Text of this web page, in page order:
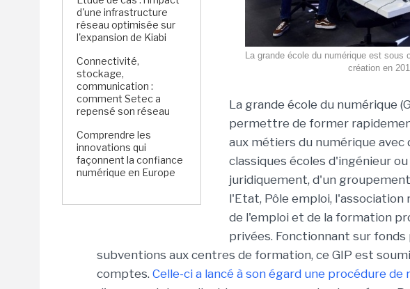
d'une infrastructure
réseau optimisée sur
l'expansion de Kiabi
Connectivité,
stockage,
communication :
comment Setec a
repensé son réseau
Comprendre les
innovations qui
façonnent la confiance
numérique en Europe
La grande école du numérique est
création en
La grande école du numérique
permettre de former
aux métiers du numérique
classiques écoles d'ingénieur
juridiquement, d'un
l'Etat, Pôle emploi, l'association
de l'emploi et de la formation
privées. Fonctionnant sur
subventions aux centres de formation, ce GIP est
comptes. Celle-ci a lancé à son égard une procédure de